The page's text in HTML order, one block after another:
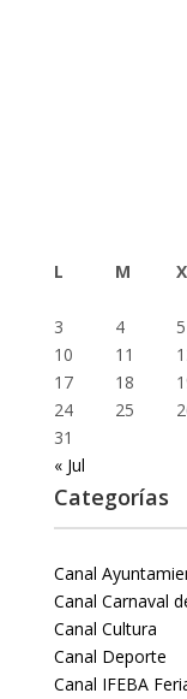
L
M X
3
4 5
10
11
17
18
24
25
31
« Jul
Categorías
Canal
Canal Carnaval
Canal Cultura
Canal Deporte
Canal IFEBA